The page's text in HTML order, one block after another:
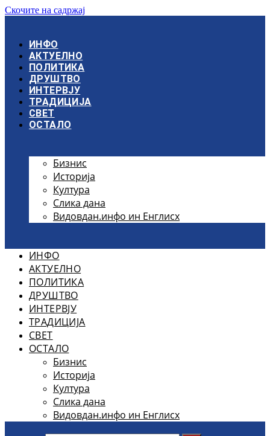
Скочите на садржај
ИНФО
АКТУЕЛНО
ПОЛИТИКА
ДРУШТВО
ИНТЕРВЈУ
ТРАДИЦИЈА
СВЕТ
ОСТАЛО
Бизнис
Историја
Култура
Слика дана
Видовдан.инфо ин Енглисх
ИНФО
АКТУЕЛНО
ПОЛИТИКА
ДРУШТВО
ИНТЕРВЈУ
ТРАДИЦИЈА
СВЕТ
ОСТАЛО
Бизнис
Историја
Култура
Слика дана
Видовдан.инфо ин Енглисх